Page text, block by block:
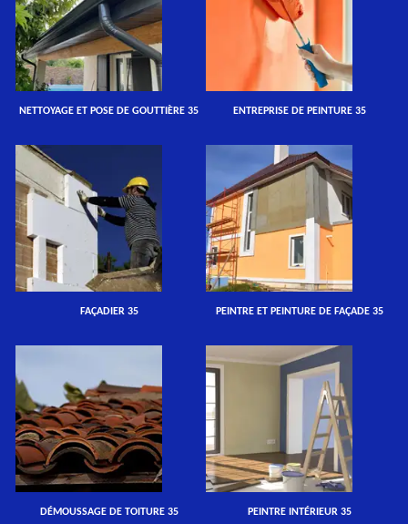
NETTOYAGE ET POSE DE GOUTTIÈRE 35 ENTREPRISE DE PEINTURE 35
FAÇADIER 35 PEINTRE ET PEINTURE DE FAÇADE 35
DÉMOUSSAGE DE TOITURE 35 PEINTRE INTÉRIEUR 35